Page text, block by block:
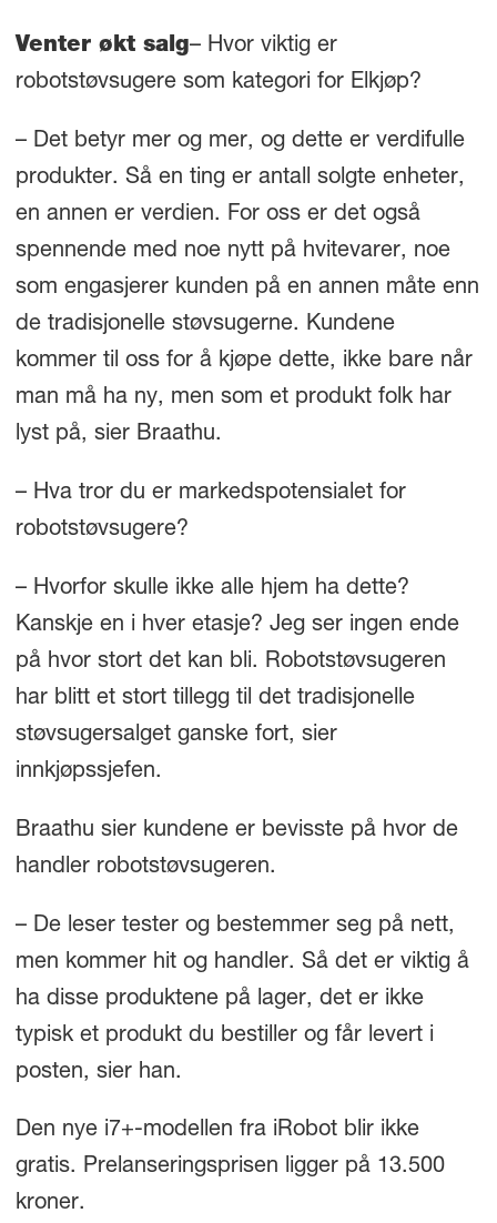
Venter økt salg– Hvor viktig er
robotstøvsugere som kategori for Elkjøp?
– Det betyr mer og mer, og dette er verdifulle
produkter. Så en ting er antall solgte enheter,
en annen er verdien. For oss er det også
spennende med noe nytt på hvitevarer, noe
som engasjerer kunden på en annen måte enn
de tradisjonelle støvsugerne. Kundene
kommer til oss for å kjøpe dette, ikke bare når
man må ha ny, men som et produkt folk har
lyst på, sier Braathu.
– Hva tror du er markedspotensialet for
robotstøvsugere?
– Hvorfor skulle ikke alle hjem ha dette?
Kanskje en i hver etasje? Jeg ser ingen ende
på hvor stort det kan bli. Robotstøvsugeren
har blitt et stort tillegg til det tradisjonelle
støvsugersalget ganske fort, sier
innkjøpssjefen.
Braathu sier kundene er bevisste på hvor de
handler robotstøvsugeren.
– De leser tester og bestemmer seg på nett,
men kommer hit og handler. Så det er viktig å
ha disse produktene på lager, det er ikke
typisk et produkt du bestiller og får levert i
posten, sier han.
Den nye i7+-modellen fra iRobot blir ikke
gratis. Prelanseringsprisen ligger på 13.500
kroner.